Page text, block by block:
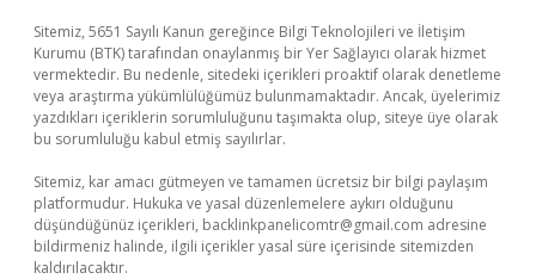
Sitemiz, 5651 Sayılı Kanun gereğince Bilgi Teknolojileri ve İletişim
Kurumu (BTK) tarafından onaylanmış bir Yer Sağlayıcı olarak hizmet
vermektedir. Bu nedenle, sitedeki içerikleri proaktif olarak denetleme
veya araştırma yükümlülüğümüz bulunmamaktadır. Ancak, üyelerimiz
yazdıkları içeriklerin sorumluluğunu taşımakta olup, siteye üye olarak
bu sorumluluğu kabul etmiş sayılırlar.
Sitemiz, kar amacı gütmeyen ve tamamen ücretsiz bir bilgi paylaşım
platformudur. Hukuka ve yasal düzenlemelere aykırı olduğunu
düşündüğünüz içerikleri, backlinkpanelicomtr@gmail.com adresine
bildirmeniz halinde, ilgili içerikler yasal süre içerisinde sitemizden
kaldırılacaktır.